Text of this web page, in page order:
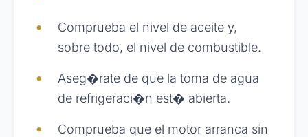
Comprueba el nivel de aceite y,
sobre todo, el nivel de combustible.
Aseg�rate de que la toma de agua
de refrigeraci�n est� abierta.
Comprueba que el motor arranca sin